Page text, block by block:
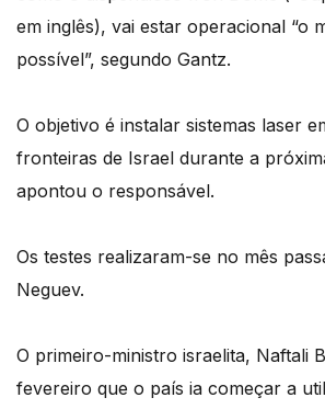
em inglês), vai estar operacional “o
possível”, segundo Gantz.
O objetivo é instalar sistemas laser
fronteiras de Israel durante a
apontou o responsável.
Os testes realizaram-se no mês
Neguev.
O primeiro-ministro israelita, Naftali
fevereiro que o país ia começar a